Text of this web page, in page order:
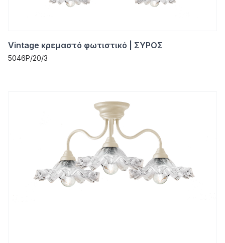
Vintage κρεμαστό φωτιστικό | ΣΥΡΟΣ
5046P/20/3